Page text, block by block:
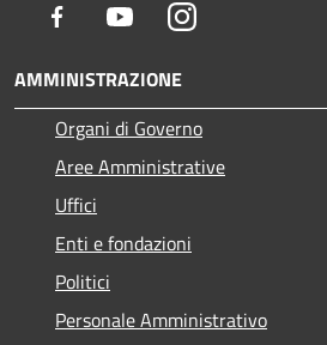
Facebook YoutubeInstagram
AMMINISTRAZIONE
Organi di Governo
Aree Amministrative
Uffici
Enti e fondazioni
Politici
Personale Amministrativo